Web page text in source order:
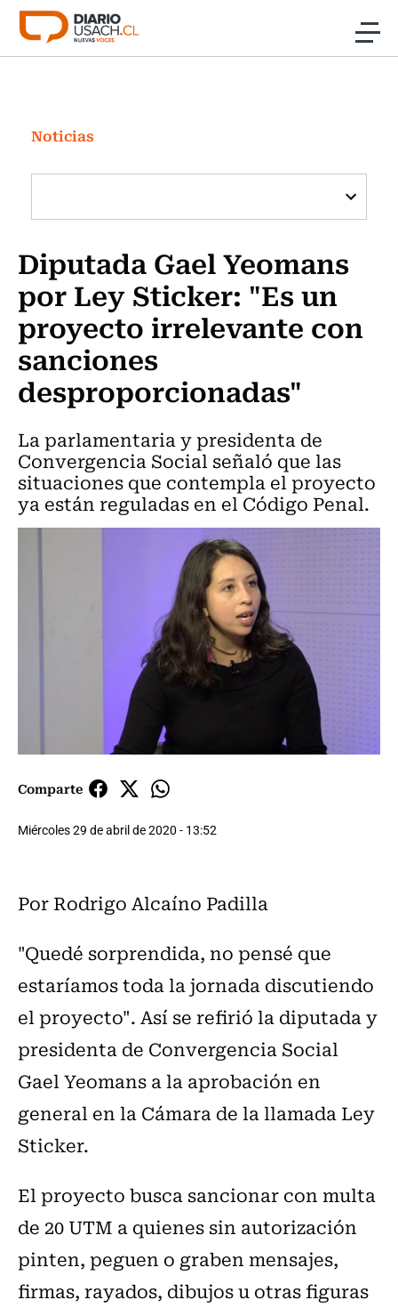
Click acá para ir directamente al contenido
Investigación
Cultura
Programas Radio y TV Usach
Noticias
Diputada Gael Yeomans
por Ley Sticker: "Es un
proyecto irrelevante con
sanciones
desproporcionadas"
La parlamentaria y presidenta de
Convergencia Social señaló que las
situaciones que contempla el proyecto
ya están reguladas en el Código Penal.
Comparte
Miércoles 29 de abril de 2020 - 13:52
Por Rodrigo Alcaíno Padilla
"Quedé sorprendida, no pensé que
estaríamos toda la jornada discutiendo
el proyecto". Así se refirió la diputada y
presidenta de Convergencia Social
Gael Yeomans a la aprobación en
general en la Cámara de la llamada Ley
Sticker.
El proyecto busca sancionar con multa
de 20 UTM a quienes sin autorización
pinten, peguen o graben mensajes,
firmas, rayados, dibujos u otras figuras